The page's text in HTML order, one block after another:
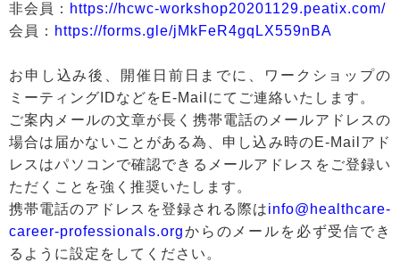
非会員： https://hcwc-workshop20201129.peatix.com/
会員： https://forms.gle/jMkFeR4gqLX559nBA
お申し込み後、開催日前日までに、ワークショップの
ミーティングIDなどをE-Mailにてご連絡いたします。
ご案内メールの文章が長く携帯電話のメールアドレスの
場合は届かないことがある為、申し込み時のE-Mailアド
レスはパソコンで確認できるメールアドレスをご登録い
ただくことを強く推奨いたします。
携帯電話のアドレスを登録される際はinfo@healthcare-
career-professionals.orgからのメールを必ず受信でき
るように設定をしてください。